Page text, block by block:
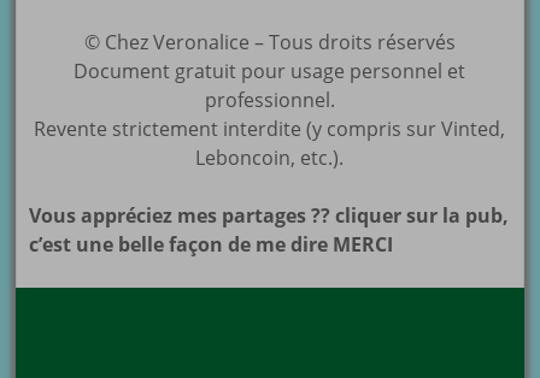
© Chez Veronalice – Tous droits réservés
Document gratuit pour usage personnel et
professionnel.
Revente strictement interdite (y compris sur Vinted,
Leboncoin, etc.).
Vous appréciez mes partages ?? cliquer sur la pub,
c’est une belle façon de me dire MERCI